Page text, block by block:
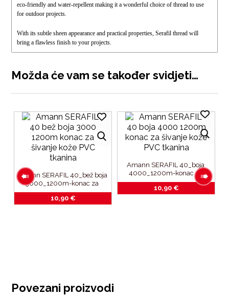
eco-friendly and water-repellent making it a wonderful choice of thread to use
for outdoor projects.
With its subtle sheen appearance and practical properties, Serafil thread will
bring a flawless finish to your projects.
Možda će vam se također svidjeti…
Amann SERAFIL 40_bež boja
3000_1200m-konac za
šivanje kože_PVC tkanina
10,90 €
Amann SERAFIL 40_boja
4000_1200m-konac za
šivanje kože_PVC tkanina
10,90 €
Povezani proizvodi